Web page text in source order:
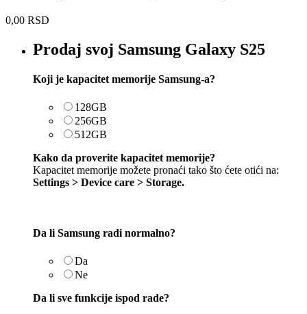
0,00 RSD
Prodaj svoj Samsung Galaxy S25
Koji je kapacitet memorije Samsung-a?
128GB
256GB
512GB
Kako da proverite kapacitet memorije?
Kapacitet memorije možete pronaći tako što ćete otići na:
Settings > Device care > Storage.
Da li Samsung radi normalno?
Da
Ne
Da li sve funkcije ispod rade?